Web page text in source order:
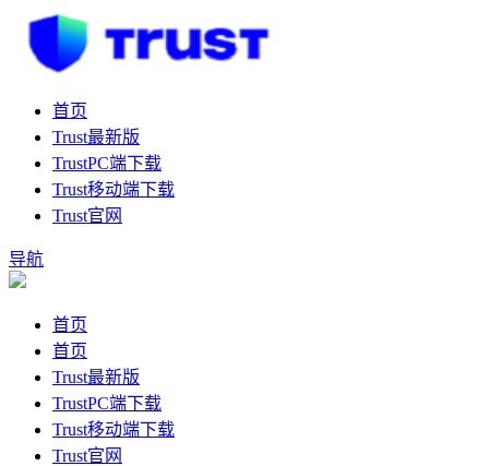
首页
Trust最新版
TrustPC端下载
Trust移动端下载
Trust官网
导航
首页
首页
Trust最新版
TrustPC端下载
Trust移动端下载
Trust官网